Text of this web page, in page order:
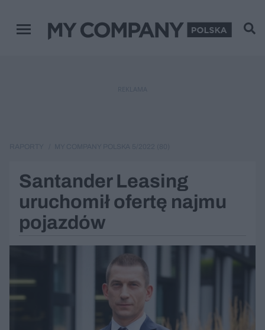
Menu główne
Santander Leasing
uruchomił ofertę najmu
pojazdów